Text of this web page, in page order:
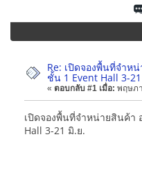
Re: เปิดจองพื้นที่จำห
ชั้น 1 Event Hall 3-
« ตอบกลับ #1 เมื่อ: พฤษภ
เปิดจองพื้นที่จำหน่ายสินค้า
Hall 3-21 มิ.ย.